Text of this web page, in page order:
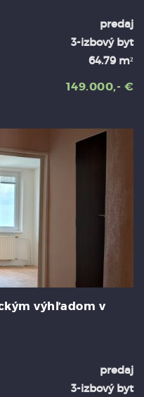
predaj
3-izbový byt
64.79 m²
149.000,- €
výhľadom v
predaj
3-izbový byt